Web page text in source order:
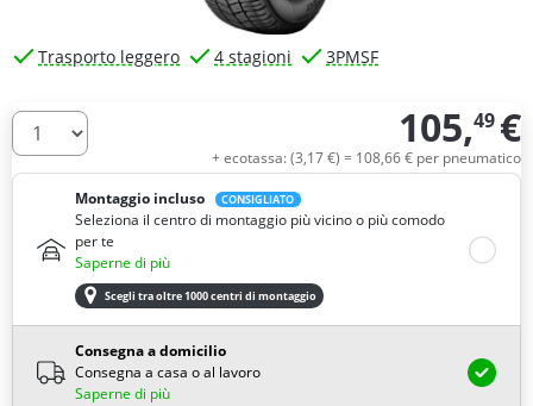
Trasporto leggero 4 stagioni 3PMSF
Quantità 105,49 €
+ ecotassa: (3,17€) = 108,66€ per pneumatico
Montaggio incluso
CONSIGLIATO
Seleziona il centro di montaggio più vicino o più comodo
per te
Saperne di più
Scegli tra oltre 1000 centri di montaggio
Consegna a domicilio
Consegna a casa o al lavoro
Saperne di più